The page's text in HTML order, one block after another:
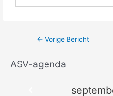
← Vorige Bericht
ASV-agenda
A